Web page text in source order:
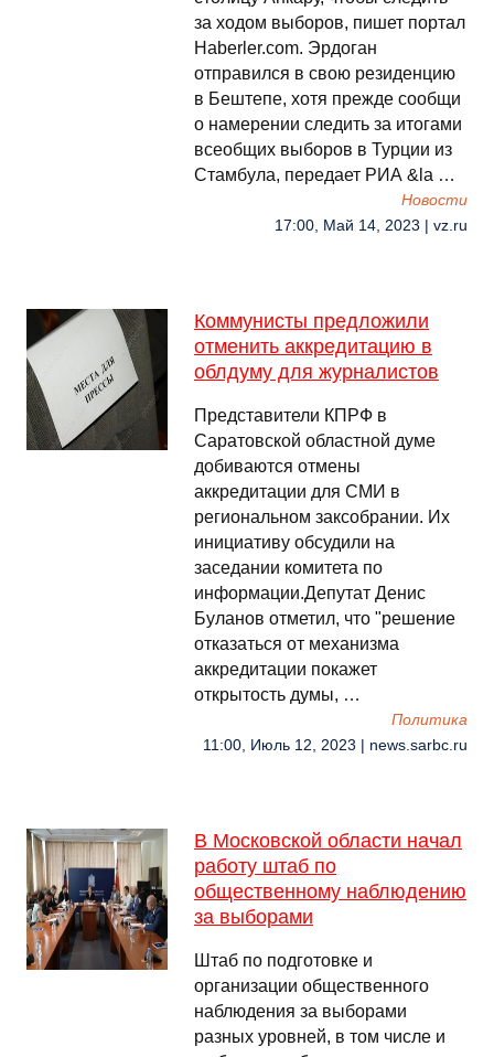
за ходом выборов, пишет портал
Haberler.com. Эрдоган
отправился в свою резиденцию
в Бештепе, хотя прежде сообщи
о намерении следить за итогами
всеобщих выборов в Турции из
Стамбула, передает РИА &la …
Новости
17:00, Май 14, 2023 | vz.ru
Коммунисты предложили
отменить аккредитацию в
облдуму для журналистов
Представители КПРФ в
Саратовской областной думе
добиваются отмены
аккредитации для СМИ в
региональном заксобрании. Их
инициативу обсудили на
заседании комитета по
информации.Депутат Денис
Буланов отметил, что "решение
отказаться от механизма
аккредитации покажет
открытость думы, …
Политика
11:00, Июль 12, 2023 | news.sarbc.ru
В Московской области начал
работу штаб по
общественному наблюдению
за выборами
Штаб по подготовке и
организации общественного
наблюдения за выборами
разных уровней, в том числе и